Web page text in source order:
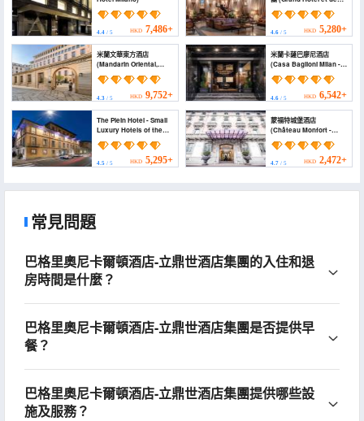
4.4 / 5 HKD 7,486+
Milan - the Leading
Hotels of the World)
4.6/ 5 HKD 5,280+
米蘭文華東方酒店
(Mandarin Oriental,
Milan)
4.3 / 5 HKD 9,752+
米蘭卡薩巴廖尼酒店
(Casa Baglioni Milan -
the Leading Hotels of
the World)
4.6/ 5 HKD 6,542+
The Plein Hotel - Small
Luxury Hotels of the
World (The Plein Hotel -
Small Luxury Hotels of
the World)
4.5 / 5 HKD 5,295+
蒙福特城堡酒店
(Château Monfort -
Relais & Châteaux)
4.7/ 5 HKD 2,472+
常見問題
巴格里奧尼卡爾頓酒店-立鼎世酒店集團的入住和退
房時間是什麼？
巴格里奧尼卡爾頓酒店-立鼎世酒店集團是否提供早
餐？
巴格里奧尼卡爾頓酒店-立鼎世酒店集團提供哪些設
施及服務？